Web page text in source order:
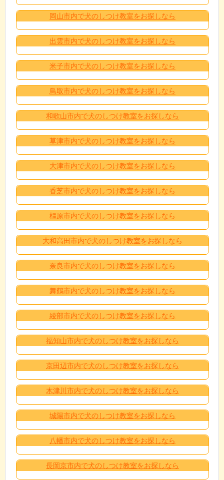
岡山市内で犬のしつけ教室をお探しなら
出雲市内で犬のしつけ教室をお探しなら
米子市内で犬のしつけ教室をお探しなら
鳥取市内で犬のしつけ教室をお探しなら
和歌山市内で犬のしつけ教室をお探しなら
草津市内で犬のしつけ教室をお探しなら
大津市内で犬のしつけ教室をお探しなら
香芝市内で犬のしつけ教室をお探しなら
橿原市内で犬のしつけ教室をお探しなら
大和高田市内で犬のしつけ教室をお探しなら
奈良市内で犬のしつけ教室をお探しなら
舞鶴市内で犬のしつけ教室をお探しなら
綾部市内で犬のしつけ教室をお探しなら
福知山市内で犬のしつけ教室をお探しなら
京田辺市内で犬のしつけ教室をお探しなら
木津川市内で犬のしつけ教室をお探しなら
城陽市内で犬のしつけ教室をお探しなら
八幡市内で犬のしつけ教室をお探しなら
長岡京市内で犬のしつけ教室をお探しなら